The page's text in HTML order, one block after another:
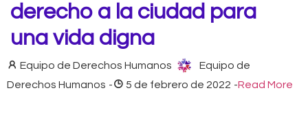
derecho a la ciudad para
una vida digna
Equipo de Derechos Humanos
Equipo de
Derechos Humanos - 5 de febrero de 2022 -Read More